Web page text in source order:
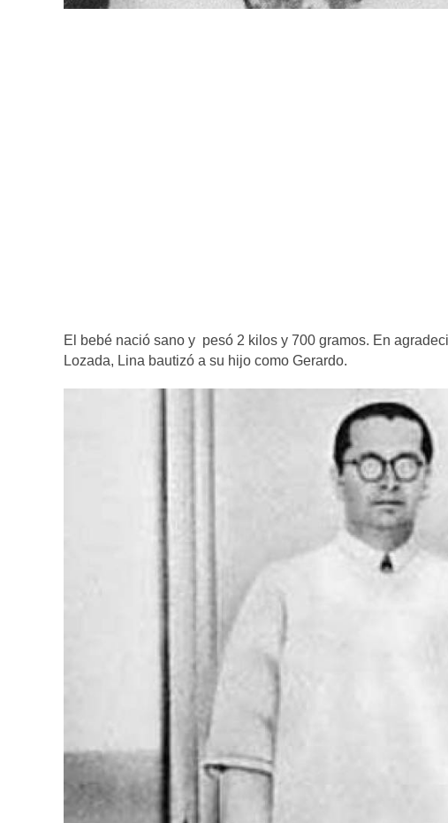
El bebé nació sano y pesó 2 kilos y 700 gramos. En
Lozada, Lina bautizó a su hijo como Gerardo.